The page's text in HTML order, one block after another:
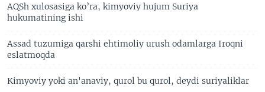
AQSh xulosasiga ko’ra, kimyoviy hujum Suriya
hukumatining ishi
Assad tuzumiga qarshi ehtimoliy urush odamlarga Iroqni
eslatmoqda
Kimyoviy yoki an'anaviy, qurol bu qurol, deydi suriyaliklar